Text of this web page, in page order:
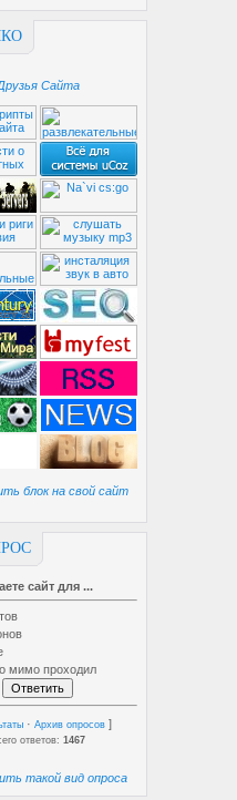
Сайта
блок на свой сайт
сайт для ...
мимо проходил
· Архив опросов ]
ответов: 1467
такой вид опроса